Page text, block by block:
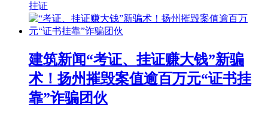
挂证
建筑新闻“考证、挂证赚大钱”新骗
术！扬州摧毁案值逾百万元“证书挂
靠”诈骗团伙